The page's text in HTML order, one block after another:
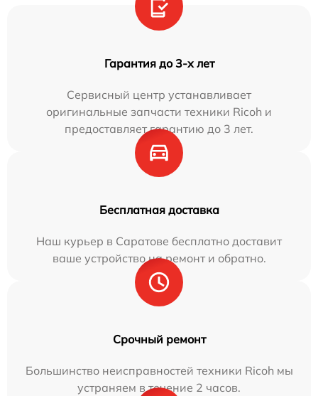
Гарантия до 3-х лет
Сервисный центр устанавливает
оригинальные запчасти техники Ricoh и
предоставляет гарантию до 3 лет.
Бесплатная доставка
Наш курьер в Саратове бесплатно доставит
ваше устройство на ремонт и обратно.
Срочный ремонт
Большинство неисправностей техники Ricoh мы
устраняем в течение 2 часов.